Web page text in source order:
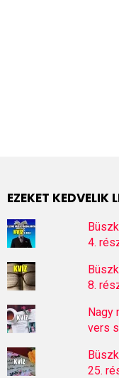
EZEKET KEDVELIK
4.
8.
Nagy
vers
25.